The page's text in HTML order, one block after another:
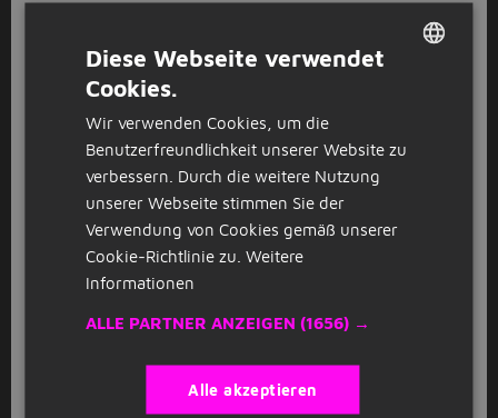
GESPONSERT
Dualer Student Künstliche Intelligenz
(w/m/x)
München
GESPONSERT
Dualer Student Informatik (w/m/x)
für Studenten & Quereinsteiger
Diese Webseite verwendet
Cookies.
Wir verwenden Cookies, um die
Benutzerfreundlichkeit unserer Website zu
verbessern. Durch die weitere Nutzung
unserer Webseite stimmen Sie der
Verwendung von Cookies gemäß unserer
Cookie-Richtlinie zu. Weitere
Informationen
ALLE PARTNER ANZEIGEN (1656) →
Alle akzeptieren